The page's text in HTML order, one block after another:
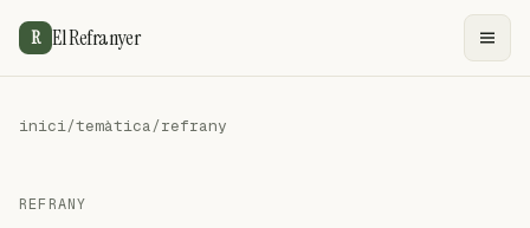
R El Refranyer
inici/temàtica/refrany
REFRANY